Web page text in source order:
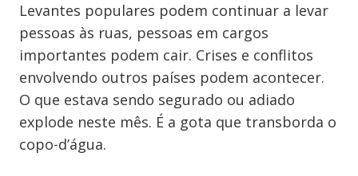
Levantes populares podem continuar a levar
pessoas às ruas, pessoas em cargos
importantes podem cair. Crises e conflitos
envolvendo outros países podem acontecer.
O que estava sendo segurado ou adiado
explode neste mês. É a gota que transborda o
copo-d’água.